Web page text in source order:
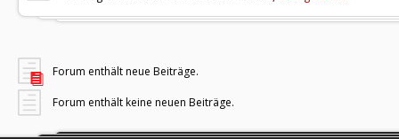
Forum enthält neue Beiträge.
Forum enthält keine neuen Beiträge.